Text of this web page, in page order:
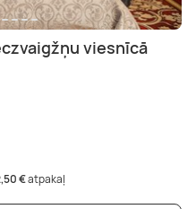
viesnīcā
€atpakaļ